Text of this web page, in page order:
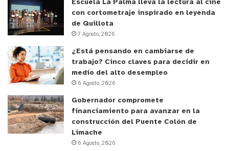
El balance regional fue el siguiente:
Región
N° Total de
Número total
de
terminadas
CON MULTA
Número
Arica y
Escuela La Palma lleva la lectura al cine
con cortometraje inspirado en leyenda
de Quillota
7 Agosto, 2026
¿Está pensando en cambiarse de
trabajo? Cinco claves para decidir en
medio del alto desempleo
6 Agosto, 2026
Gobernador compromete
financiamiento para avanzar en la
construcción del Puente Colón de
Limache
6 Agosto, 2026